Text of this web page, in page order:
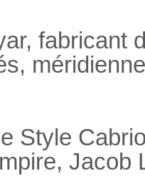
fabricant
Style
Jacob